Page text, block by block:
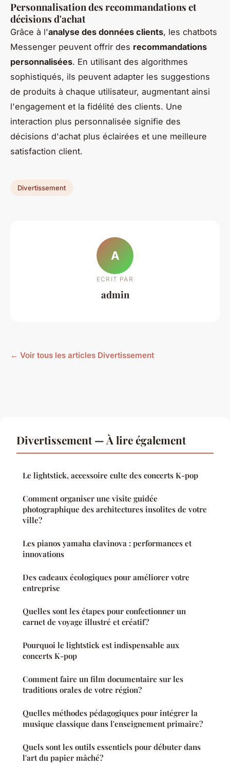
Personnalisation des recommandations et
décisions d'achat
Grâce à l'analyse des données clients, les chatbots
Messenger peuvent offrir des recommandations
personnalisées. En utilisant des algorithmes
sophistiqués, ils peuvent adapter les suggestions
de produits à chaque utilisateur, augmentant ainsi
l'engagement et la fidélité des clients. Une
interaction plus personnalisée signifie des
décisions d'achat plus éclairées et une meilleure
satisfaction client.
Divertissement
A
ECRIT PAR
admin
← Voir tous les articles Divertissement
Divertissement — À lire également
Le lightstick, accessoire culte des concerts K-pop
Comment organiser une visite guidée
photographique des architectures insolites de votre
ville?
Les pianos yamaha clavinova : performances et
innovations
Des cadeaux écologiques pour améliorer votre
entreprise
Quelles sont les étapes pour confectionner un
carnet de voyage illustré et créatif?
Pourquoi le lightstick est indispensable aux
concerts K-pop
Comment faire un film documentaire sur les
traditions orales de votre région?
Quelles méthodes pédagogiques pour intégrer la
musique classique dans l'enseignement primaire?
Quels sont les outils essentiels pour débuter dans
l'art du papier mâché?